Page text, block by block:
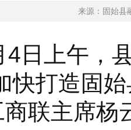
来源：固始县
上午，县
快打造固
商联主席杨